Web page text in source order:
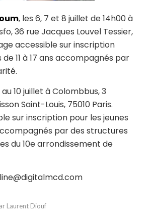
, les 6, 7 et 8 juillet de 14h00 à
36 rue Jacques Louvel Tessier,
accessible sur inscription
11 à 17 ans accompagnés par
au 10 juillet à Colombbus, 3
Saint-Louis, 75010 Paris.
sur inscription pour les jeunes
par des structures
du 10e arrondissement de
Laurent Diouf